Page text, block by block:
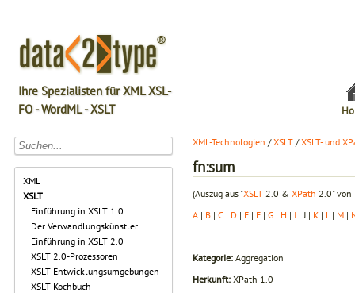
Ihre Spezialisten für XML XSL-
FO - WordML - XSLT
XML
XSLT
Einführung in XSLT 1.0
Der Verwandlungskünstler
Einführung in XSLT 2.0
XSLT 2.0-Prozessoren
XSLT-Entwicklungsumgebungen
XSLT Kochbuch
XML-Technologien /XSLT /XSLT- und
fn:sum
(Auszug aus "XSLT 2.0 & XPath 2.0" von
A | B | C | D | E | F | G | H | I | J | K | L | M |
Kategorie: Aggregation
Herkunft: XPath 1.0